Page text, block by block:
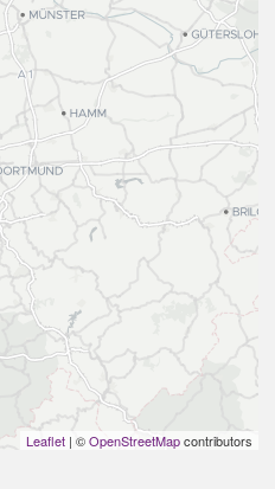
Leaflet | ©OpenStreetMapcontributors